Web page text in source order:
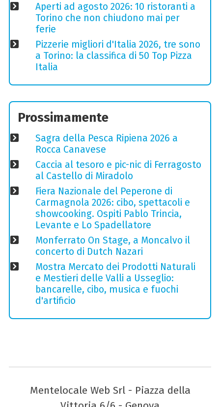
Aperti ad agosto 2026: 10 ristoranti a
Torino che non chiudono mai per
ferie
Pizzerie migliori d'Italia 2026, tre sono
a Torino: la classifica di 50 Top Pizza
Italia
Prossimamente
Sagra della Pesca Ripiena 2026 a
Rocca Canavese
Caccia al tesoro e pic-nic di Ferragosto
al Castello di Miradolo
Fiera Nazionale del Peperone di
Carmagnola 2026: cibo, spettacoli e
showcooking. Ospiti Pablo Trincia,
Levante e Lo Spadellatore
Monferrato On Stage, a Moncalvo il
concerto di Dutch Nazari
Mostra Mercato dei Prodotti Naturali
e Mestieri delle Valli a Usseglio:
bancarelle, cibo, musica e fuochi
d'artificio
Mentelocale Web Srl - Piazza della